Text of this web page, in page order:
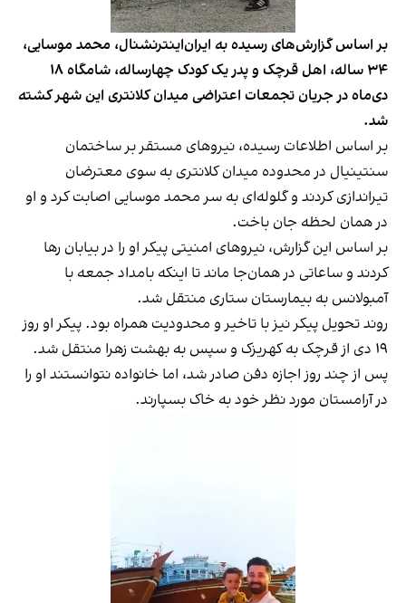
بر اساس گزارش‌های رسیده به ایران‌اینترنشنال، محمد موسایی،
۳۴ ساله، اهل قرچک و پدر یک کودک چهارساله، شامگاه ۱۸
دی‌ماه در جریان تجمعات اعتراضی میدان کلانتری این شهر کشته
شد.
بر اساس اطلاعات رسیده، نیروهای مستقر بر ساختمان
سنتینیال در محدوده میدان کلانتری به سوی معترضان
تیراندازی کردند و گلوله‌ای به سر محمد موسایی اصابت کرد و او
در همان لحظه جان باخت.
بر اساس این گزارش، نیروهای امنیتی پیکر او را در بیابان رها
کردند و ساعاتی در همان‌جا ماند تا اینکه بامداد جمعه با
آمبولانس به بیمارستان ستاری منتقل شد.
روند تحویل پیکر نیز با تاخیر و محدودیت همراه بود. پیکر او روز
۱۹ دی از قرچک به کهریزک و سپس به بهشت زهرا منتقل شد.
پس از چند روز اجازه دفن صادر شد، اما خانواده نتوانستند او را
در آرامستان مورد نظر خود به خاک بسپارند.